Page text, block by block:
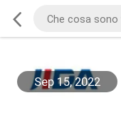
Sep 15, 2022